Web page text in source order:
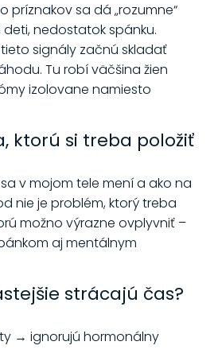
príznakov sa dá „rozumne“
nedostatok spánku.
signály začnú skladať
Tu robí väčšina žien
izolovane namiesto
ktorú si treba položiť
sa v mojom tele mení a ako na
nie je problém, ktorý treba
možno výrazne ovplyvniť –
aj mentálnym
strácajú čas?
→ ignorujú hormonálny